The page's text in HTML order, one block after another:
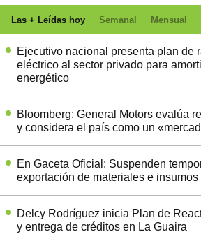
Las + Leídas hoy Semanal Mensual
Ejecutivo nacional presenta plan de
eléctrico al sector privado para
energético
Bloomberg: General Motors evalúa
y considera el país como un
En Gaceta Oficial: Suspenden
exportación de materiales e
Delcy Rodríguez inicia Plan de
y entrega de créditos en La Guaira